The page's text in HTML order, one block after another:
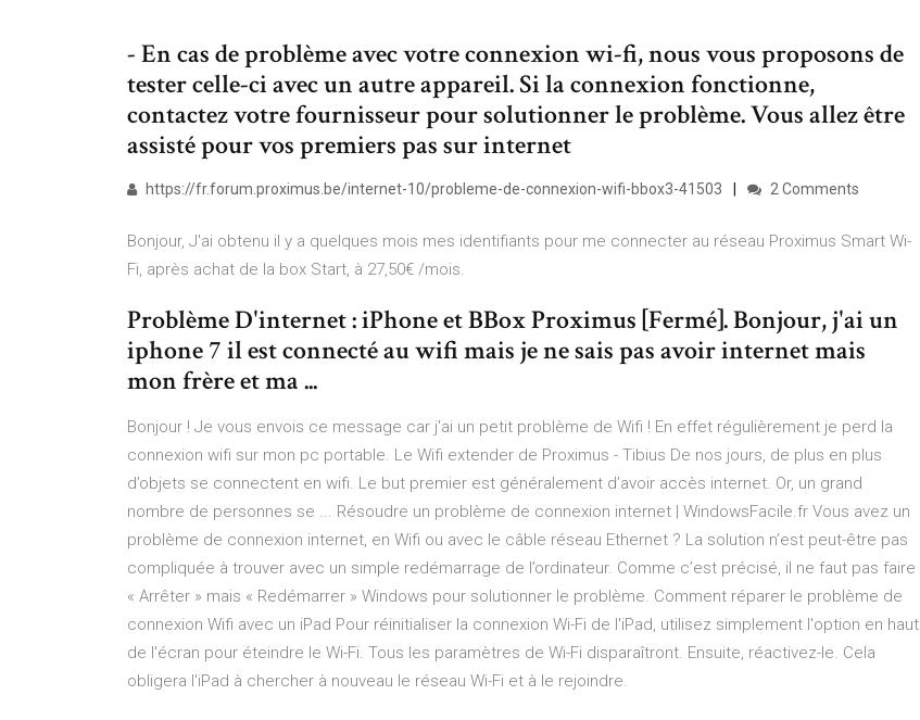
- En cas de problème avec votre connexion wi-fi, nous vous proposons de
tester celle-ci avec un autre appareil. Si la connexion fonctionne,
contactez votre fournisseur pour solutionner le problème. Vous allez être
assisté pour vos premiers pas sur internet
https://fr.forum.proximus.be/internet-10/probleme-de-connexion-wifi-bbox3-41503 2 Comments
Bonjour, J'ai obtenu il y a quelques mois mes identifiants pour me connecter au réseau Proximus Smart Wi-
Fi, après achat de la box Start, à 27,50€ /mois.
Problème D'internet : iPhone et BBox Proximus [Fermé]. Bonjour, j'ai un
iphone 7 il est connecté au wifi mais je ne sais pas avoir internet mais
mon frère et ma ...
Bonjour ! Je vous envois ce message car j'ai un petit problème de Wifi ! En effet régulièrement je perd la
connexion wifi sur mon pc portable. Le Wifi extender de Proximus - Tibius De nos jours, de plus en plus
d’objets se connectent en wifi. Le but premier est généralement d’avoir accès internet. Or, un grand
nombre de personnes se ... Résoudre un problème de connexion internet | WindowsFacile.fr Vous avez un
problème de connexion internet, en Wifi ou avec le câble réseau Ethernet ? La solution n’est peut-être pas
compliquée à trouver avec un simple redémarrage de l’ordinateur. Comme c’est précisé, il ne faut pas faire
« Arrêter » mais « Redémarrer » Windows pour solutionner le problème. Comment réparer le problème de
connexion Wifi avec un iPad Pour réinitialiser la connexion Wi-Fi de l'iPad, utilisez simplement l'option en haut
de l'écran pour éteindre le Wi-Fi. Tous les paramètres de Wi-Fi disparaîtront. Ensuite, réactivez-le. Cela
obligera l'iPad à chercher à nouveau le réseau Wi-Fi et à le rejoindre.